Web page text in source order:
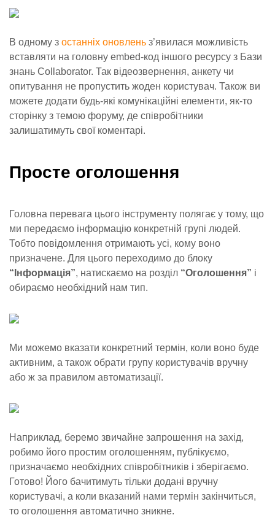
В одному з останніх оновлень з’явилася можливість
вставляти на головну embed-код іншого ресурсу з Бази
знань Collaborator. Так відеозвернення, анкету чи
опитування не пропустить жоден користувач. Також ви
можете додати будь-які комунікаційні елементи, як-то
сторінку з темою форуму, де співробітники
залишатимуть свої коментарі.
Просте оголошення
Головна перевага цього інструменту полягає у тому, що
ми передаємо інформацію конкретній групі людей.
Тобто повідомлення отримають усі, кому воно
призначене. Для цього переходимо до блоку
“Інформація”, натискаємо на розділ “Оголошення” і
обираємо необхідний нам тип.
Ми можемо вказати конкретний термін, коли воно буде
активним, а також обрати групу користувачів вручну
або ж за правилом автоматизації.
Наприклад, беремо звичайне запрошення на захід,
робимо його простим оголошенням, публікуємо,
призначаємо необхідних співробітників і зберігаємо.
Готово! Його бачитимуть тільки додані вручну
користувачі, а коли вказаний нами термін закінчиться,
то оголошення автоматично зникне.